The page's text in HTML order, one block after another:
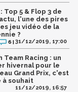
Top 5 & Flop 3 de
l'une des pires
jeu vidéo de la
?
6 |31/12/2019, 17:00
Team Racing : un
hivernal pour le
Grand Prix, c'est
à souhait
11/12/2019, 16:57